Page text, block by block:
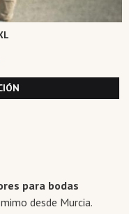
para bodas
desde Murcia.